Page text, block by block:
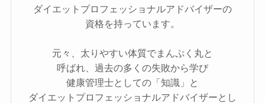
ダイエットプロフェッショナルアドバイザーの
資格を持っています。
元々、太りやすい体質でまんぷく丸と
呼ばれ、過去の多くの失敗から学び
健康管理士としての「知識」と
ダイエットプロフェッショナルアドバイザーとし